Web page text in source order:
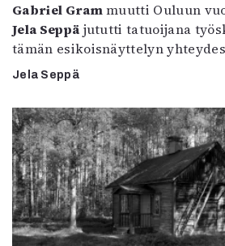
Gabriel Grammuutti Ouluun
Jela Seppä jututti tatuoijana
tämän esikoisnäyttelyn
Jela Seppä